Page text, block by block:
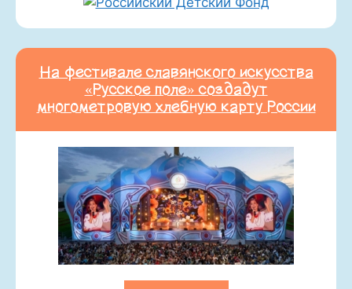
На фестивале славянского искусства
«Русское поле» создадут
многометровую хлебную карту России